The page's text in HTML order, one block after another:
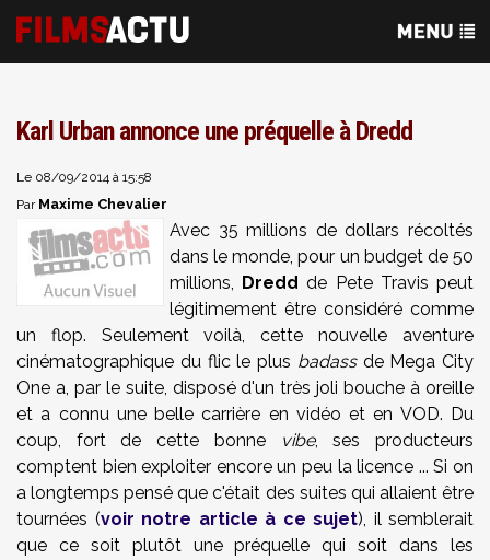
Karl Urban annonce une préquelle à Dredd
Le 08/09/2014 à 15:58
Par Maxime Chevalier
Avec 35 millions de dollars récoltés
dans le monde, pour un budget de 50
millions, Dredd de Pete Travis peut
légitimement être considéré comme
un flop. Seulement voilà, cette nouvelle aventure
cinématographique du flic le plus badassde Mega City
One a, par le suite, disposé d'un très joli bouche à oreille
et a connu une belle carrière en vidéo et en VOD. Du
coup, fort de cette bonne
vibe, ses producteurs
comptent bien exploiter encore un peu la licence ... Si on
a longtemps pensé que c'était des suites qui allaient être
tournées (voir notre article à ce sujet), il semblerait
que ce soit plutôt une préquelle qui soit dans les